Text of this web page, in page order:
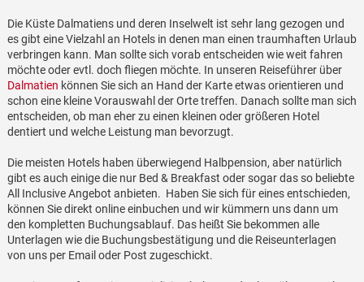
Die Küste Dalmatiens und deren Inselwelt ist sehr lang gezogen und
es gibt eine Vielzahl an Hotels in denen man einen traumhaften Urlaub
verbringen kann. Man sollte sich vorab entscheiden wie weit fahren
möchte oder evtl. doch fliegen möchte. In unseren Reiseführer über
Dalmatien können Sie sich an Hand der Karte etwas orientieren und
schon eine kleine Vorauswahl der Orte treffen. Danach sollte man sich
entscheiden, ob man eher zu einen kleinen oder größeren Hotel
dentiert und welche Leistung man bevorzugt.
Die meisten Hotels haben überwiegend Halbpension, aber natürlich
gibt es auch einige die nur Bed & Breakfast oder sogar das so beliebte
All Inclusive Angebot anbieten. Haben Sie sich für eines entschieden,
können Sie direkt online einbuchen und wir kümmern uns dann um
den kompletten Buchungsablauf. Das heißt Sie bekommen alle
Unterlagen wie die Buchungsbestätigung und die Reiseunterlagen
von uns per Email oder Post zugeschickt.